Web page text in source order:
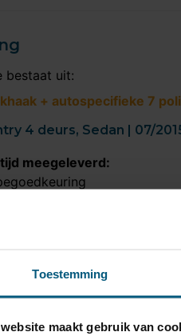
Toestemming
website maakt gebruik van
bestaat uit:
+ autospecifieke 7
4 deurs, Sedan | 07/
meegeleverd:
plaatjes
beugels
anti-diefstal slot
gebruikt wordt
wordt altijd